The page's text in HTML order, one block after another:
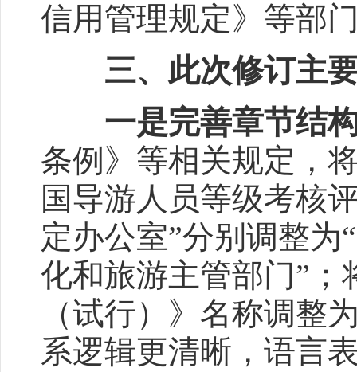
信用管理规定》等部
三、此次修订主
一是完善章节结
条例》等相关规定，
国导游人员等级考核
定办公室”分别调整为
化和旅游主管部门”
（试行）》名称调整
系逻辑更清晰，语言